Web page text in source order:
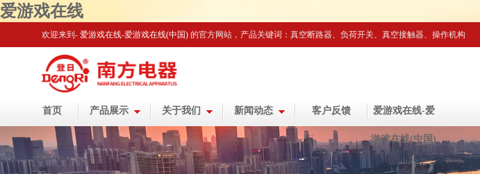
爱游戏在线
欢迎来到- 爱游戏在线-爱游戏在线(中国) 的官方网站 ，产品关键词：真空断路器、负荷开关、真空接触器、操作机构
首页 产品展示 关于我们 新闻动态 客户反馈 爱游戏在线-爱
游戏在线(中国)